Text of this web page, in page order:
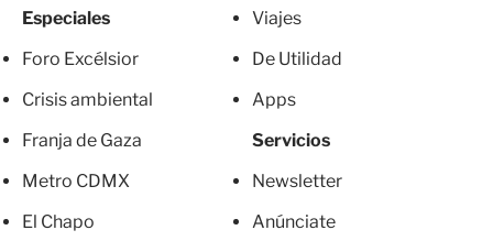
Especiales
Foro Excélsior
Crisis ambiental
Franja de Gaza
Metro CDMX
El Chapo
Viajes
De Utilidad
Apps
Servicios
Newsletter
Anúnciate